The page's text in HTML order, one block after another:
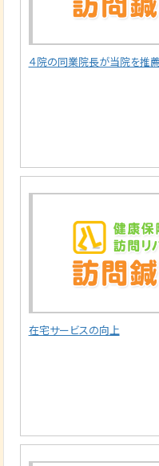
４院の同業院長が当院を推薦
在宅サービスの向上